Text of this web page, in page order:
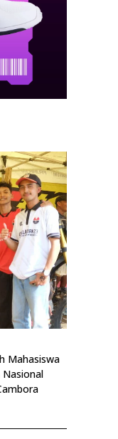
Mahasiswa
Nasional